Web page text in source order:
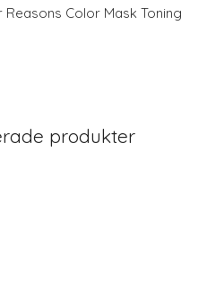
Reasons Color Mask Toning
produkter